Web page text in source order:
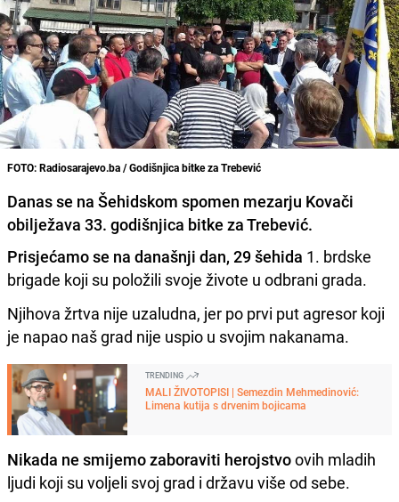
FOTO: Radiosarajevo.ba / Godišnjica bitke za Trebević
Danas se na Šehidskom spomen mezarju Kovači
obilježava 33. godišnjica bitke za Trebević.
Prisjećamo se na današnji dan, 29 šehida 1. brdske
brigade koji su položili svoje živote u odbrani grada.
Njihova žrtva nije uzaludna, jer po prvi put agresor koji
je napao naš grad nije uspio u svojim nakanama.
TRENDING
MALI ŽIVOTOPISI | Semezdin Mehmedinović:
Limena kutija s drvenim bojicama
Nikada ne smijemo zaboraviti herojstvoovih mladih
ljudi koji su voljeli svoj grad i državu više od sebe.